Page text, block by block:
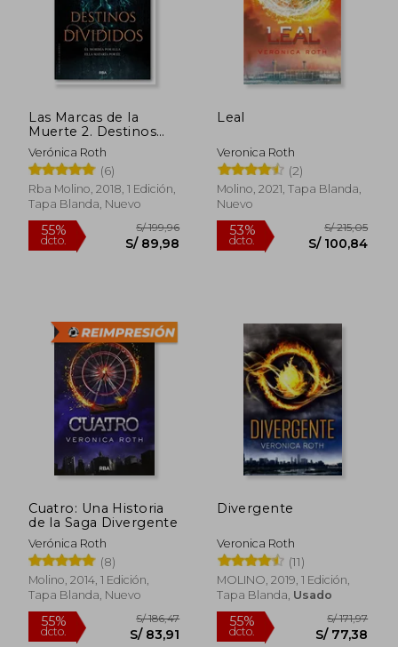
Las Marcas de la
Muerte 2. Destinos
Divididos. (Veronica
Roth)
Verónica Roth
(6)
Rba Molino, 2018, 1 Edición,
Tapa Blanda, Nuevo
55%
dcto.
S/ 199,96
S/ 89,98
Leal
Veronica Roth
(2)
Molino, 2021, Tapa Blanda,
Nuevo
53%
dcto.
Cuatro: Una Historia
de la Saga Divergente
Verónica Roth
(8)
Molino, 2014, 1 Edición,
Tapa Blanda, Nuevo
Divergente
Veronica Roth
(11)
MOLINO, 2019, 1 Edición,
Tapa Blanda, Usado